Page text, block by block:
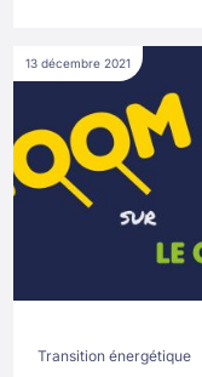
13 décembre 2021
Transition énergétique